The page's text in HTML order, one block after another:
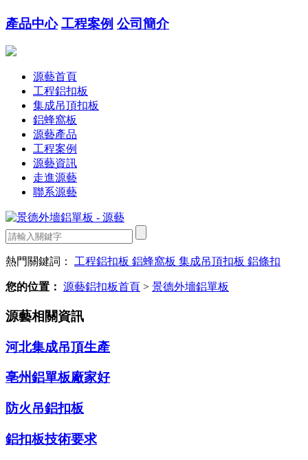
產品中心 工程案例 公司簡介
源藝首頁
工程鋁扣板
集成吊頂扣板
鋁蜂窩板
源藝產品
工程案例
源藝資訊
走進源藝
聯系源藝
熱門關鍵詞： 工程鋁扣板 鋁蜂窩板 集成吊頂扣板 鋁條扣
您的位置： 源藝鋁扣板首頁 > 景德外墻鋁單板
源藝相關資訊
河北集成吊頂生產
亳州鋁單板廠家好
防火吊鋁扣板
鋁扣板技術要求